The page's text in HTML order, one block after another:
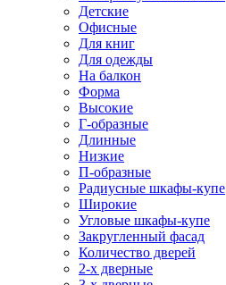
Детские
Офисные
Для книг
Для одежды
На балкон
Форма
Высокие
Г-образные
Длинные
Низкие
П-образные
Радиусные шкафы-купе
Широкие
Угловые шкафы-купе
Закругленный фасад
Количество дверей
2-х дверные